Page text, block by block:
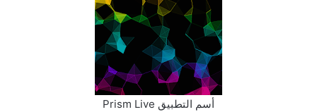
أسم التطبيق Prism Live